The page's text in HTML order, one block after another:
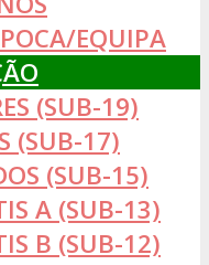
EQUIPA
(SUB-19)
(SUB-17)
(SUB-15)
A (SUB-13)
B (SUB-12)